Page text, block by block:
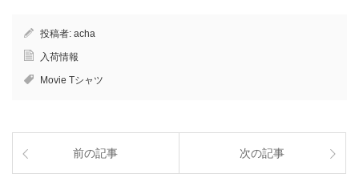
投稿者: acha
入荷情報
Movie Tシャツ
前の記事 次の記事